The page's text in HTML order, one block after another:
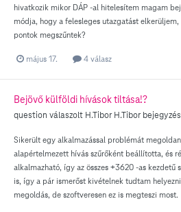
hivatkozik mikor DÁP -al hitelesítem magam
módja, hogy a felesleges utazgatást
pontok megszűntek?
május 17. 4 válasz
Bejövő külföldi hívások tiltása!?
question válaszolt H.Tibor H.Tibor
Sikerült egy alkalmazással problémát
alapértelmezett hívás szűrőként beállította, és
alkalmazható, így az összes +3620 -as kezdetű
is, így a pár ismerőst kivételnek tudtam
megoldás, de szoftveresen ez is megteszi most.